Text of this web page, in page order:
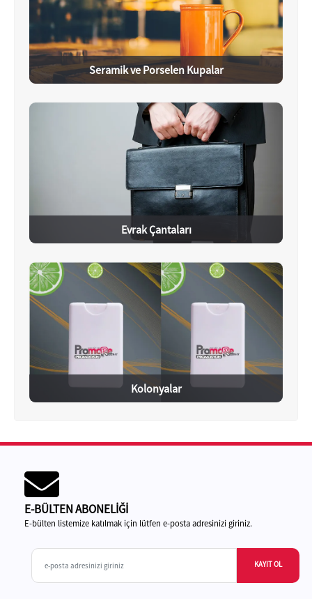
Seramik ve Porselen Kupalar
Evrak Çantaları
Kolonyalar
E-BÜLTEN ABONELİĞİ
E-bülten listemize katılmak için lütfen e-posta adresinizi giriniz.
KAYIT OL